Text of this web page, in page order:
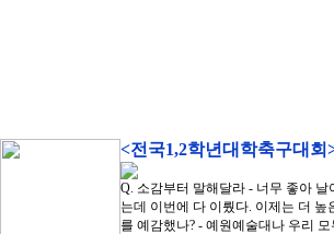
<전국1,2학년대학축구대
Q. 소감부터 말해달라 - 너무 좋아
는데 이번에 다 이뤘다. 이제는 더
를 예감했나? - 예원예술대나 우리